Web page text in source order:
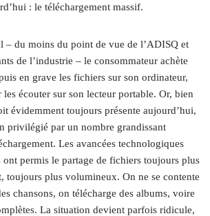
: le téléchargement massif.
– du moins du point de vue de l’ADISQ et
de l’industrie – le consommateur achète
en grave les fichiers sur son ordinateur,
écouter sur son lecteur portable. Or, bien
évidemment toujours présente aujourd’hui,
privilégié par un nombre grandissant
Les avancées technologiques
ont permis le partage de fichiers toujours plus
toujours plus volumineux. On ne se contente
chansons, on télécharge des albums, voire
La situation devient parfois ridicule,